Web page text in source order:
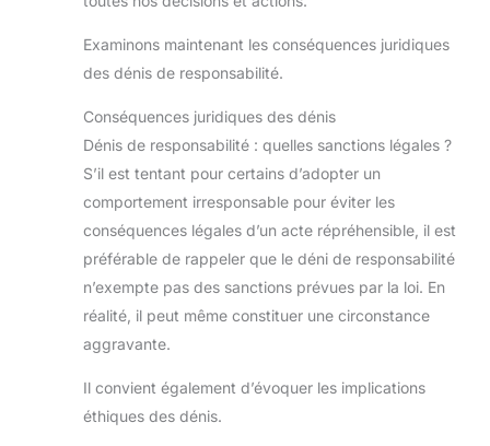
Examinons maintenant les conséquences juridiques
des dénis de responsabilité.
Conséquences juridiques des dénis
Dénis de responsabilité : quelles sanctions légales ?
S’il est tentant pour certains d’adopter un
comportement irresponsable pour éviter les
conséquences légales d’un acte répréhensible, il est
préférable de rappeler que le déni de responsabilité
n’exempte pas des sanctions prévues par la loi. En
réalité, il peut même constituer une circonstance
aggravante.
Il convient également d’évoquer les implications
éthiques des dénis.